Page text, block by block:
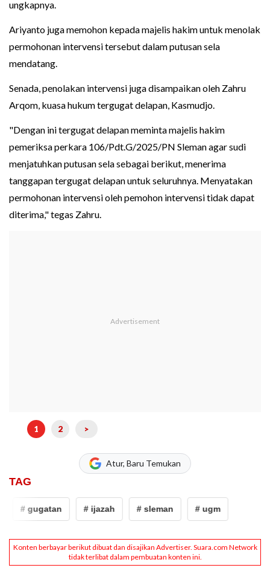
ungkapnya.
Ariyanto juga memohon kepada majelis hakim untuk menolak
permohonan intervensi tersebut dalam putusan sela
mendatang.
Senada, penolakan intervensi juga disampaikan oleh Zahru
Arqom, kuasa hukum tergugat delapan, Kasmudjo.
"Dengan ini tergugat delapan meminta majelis hakim
pemeriksa perkara 106/Pdt.G/2025/PN Sleman agar sudi
menjatuhkan putusan sela sebagai berikut, menerima
tanggapan tergugat delapan untuk seluruhnya. Menyatakan
permohonan intervensi oleh pemohon intervensi tidak dapat
diterima," tegas Zahru.
1 2 >
Atur, Baru Temukan
TAG
# gugatan # ijazah # sleman # ugm